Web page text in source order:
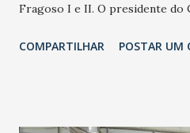
Fragoso I e II. O presidente do
e, ao lado do governador do
COMPARTILHAR POSTAR UM